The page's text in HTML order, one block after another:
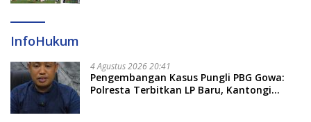
InfoHukum
4 Agustus 2026 20:41
Pengembangan Kasus Pungli PBG Gowa:
Polresta Terbitkan LP Baru, Kantongi